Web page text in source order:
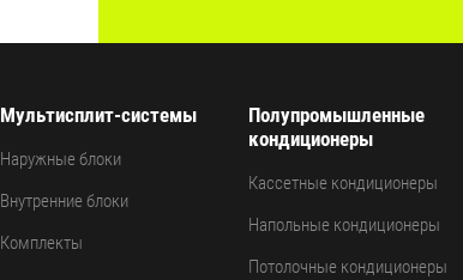
Мультисплит-системы
Наружные блоки
Внутренние блоки
Комплекты
Полупромышленные
кондиционеры
Кассетные кондиционеры
Напольные кондиционеры
Потолочные кондиционеры